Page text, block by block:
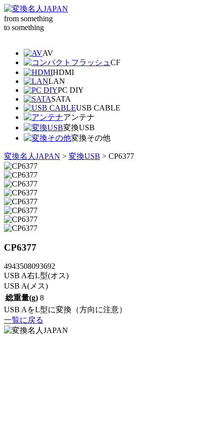
from something
to something
AV
CF
HDMI
LAN
PC DIY
SATA
USB CABLE
アンテナ
変換USB
変換その他
変換名人JAPAN > 変換USB > CP6377
CP6377
4943508093692
USB A右L型(オス)
USB A(メス)
総重量(g) 8
USB AをL型に変換（方向に注意）
一覧に戻る